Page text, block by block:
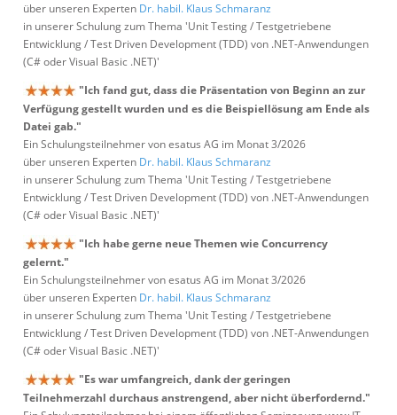
über unseren Experten Dr. habil. Klaus Schmaranz
in unserer Schulung zum Thema 'Unit Testing / Testgetriebene
Entwicklung / Test Driven Development (TDD) von .NET-Anwendungen
(C# oder Visual Basic .NET)'
"Ich fand gut, dass die Präsentation von Beginn an zur
Verfügung gestellt wurden und es die Beispiellösung am Ende als
Datei gab."
Ein Schulungsteilnehmer von esatus AG im Monat 3/2026
über unseren Experten Dr. habil. Klaus Schmaranz
in unserer Schulung zum Thema 'Unit Testing / Testgetriebene
Entwicklung / Test Driven Development (TDD) von .NET-Anwendungen
(C# oder Visual Basic .NET)'
"Ich habe gerne neue Themen wie Concurrency
gelernt."
Ein Schulungsteilnehmer von esatus AG im Monat 3/2026
über unseren Experten Dr. habil. Klaus Schmaranz
in unserer Schulung zum Thema 'Unit Testing / Testgetriebene
Entwicklung / Test Driven Development (TDD) von .NET-Anwendungen
(C# oder Visual Basic .NET)'
"Es war umfangreich, dank der geringen
Teilnehmerzahl durchaus anstrengend, aber nicht überfordernd."